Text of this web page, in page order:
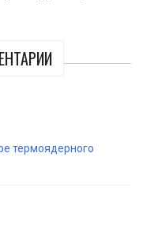
термоядерного